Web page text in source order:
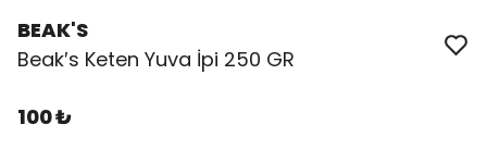
BEAK'S
Beak′s Keten Yuva İpi 250 GR
100 ₺